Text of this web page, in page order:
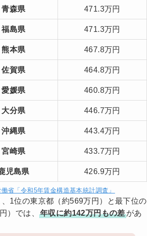
青森県 471.3万円
福島県 471.3万円
熊本県 467.8万円
佐賀県 464.8万円
愛媛県 460.8万円
大分県 446.7万円
沖縄県 443.4万円
宮崎県 433.7万円
児島県 426.9万円
省「令和5年賃金構造基本統計調査」
1位の東京都（約569万円）と最下位の
）では、年収に約142万円もの差があ